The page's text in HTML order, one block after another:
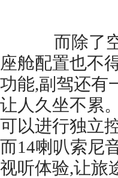
而除了空
座舱配置也不
功能,副驾还有
让人久坐不累
可以进行独立
而14喇叭索尼
视听体验,让旅